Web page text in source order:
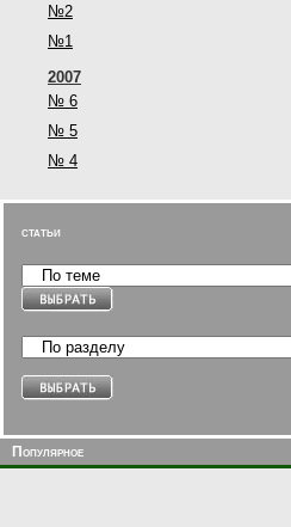
№2
№1
2007
№ 6
№ 5
№ 4
статьи
Популярное